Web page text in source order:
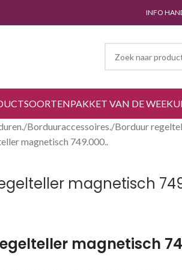
INFO
PAKKET VAN DE WEEK
Borduuraccessoires. Borduur
magnetisch 749.000..
magnetisch
magnetisch